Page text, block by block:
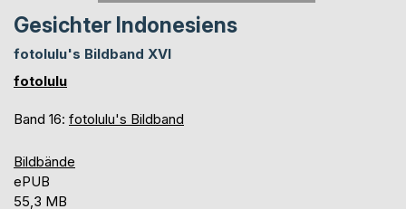
Gesichter Indonesiens
fotolulu's Bildband XVI
fotolulu
Band 16: fotolulu's Bildband
Bildbände
ePUB
55,3 MB